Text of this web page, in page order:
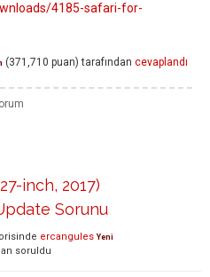
4185-safari-for-
(371,710 puan) tarafından cevaplandı
inch, 2017)
Sorunu
ercangules Yeni
soruldu